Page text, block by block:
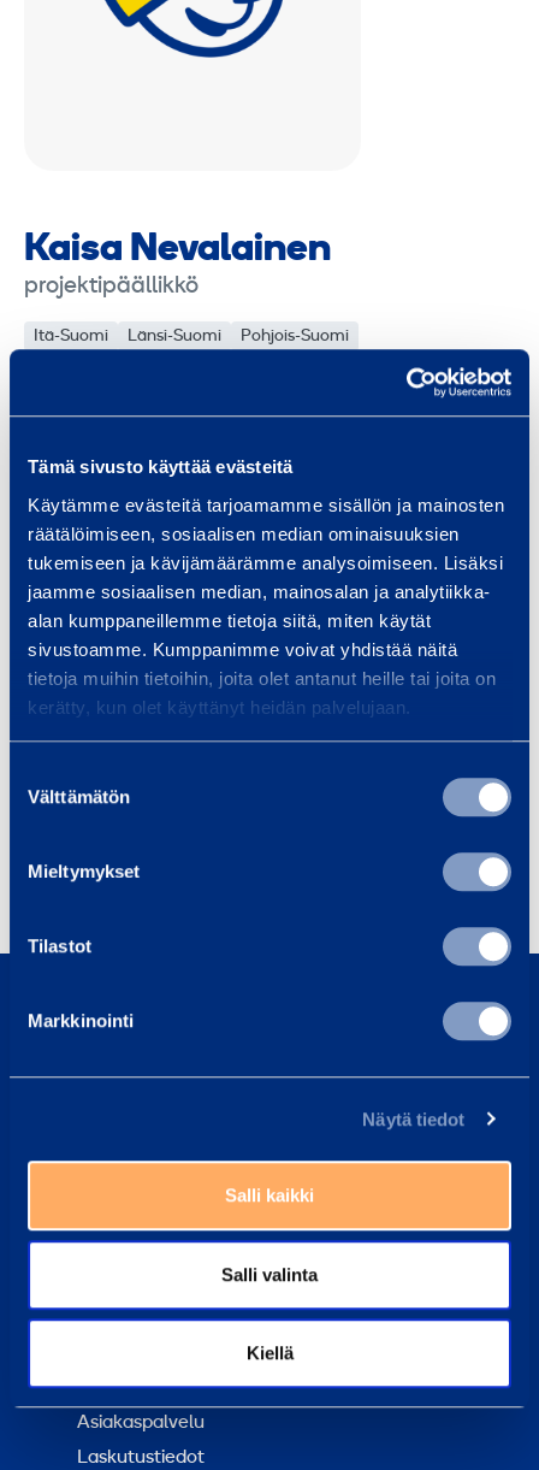
Tämä sivusto käyttää evästeitä
Käytämme evästeitä tarjoamamme sisällön ja mainosten
räätälöimiseen, sosiaalisen median ominaisuuksien
tukemiseen ja kävijämäärämme analysoimiseen. Lisäksi
jaamme sosiaalisen median, mainosalan ja analytiikka-
alan kumppaneillemme tietoja siitä, miten käytät
sivustoamme. Kumppanimme voivat yhdistää näitä
tietoja muihin tietoihin, joita olet antanut heille tai joita on
kerätty, kun olet käyttänyt heidän palvelujaan.
valinta
Välttämätön
Mieltymykset
Tilastot
Markkinointi
Näytä tiedot
Salli kaikki
Salli valinta
Kiellä
Kaisa Nevalainen
projektipäällikkö
Itä-Suomi Länsi-Suomi Pohjois-Suomi
Palvelut
Infra ja liikenneturvaSuunnittelupalvelut
Tuotteet
Liikenneturva
Soita meille, olemme täällä auttaaksemme sinua
Työntekijämme auttavat sinua aina mielellään
Yleisimmät kysymykset
Täältä löydät vastaukset tavallisimpiin kysymyksiin
Ramirent Finland
Ura Ramirentillä
Asiakaspalvelu
Laskutustiedot